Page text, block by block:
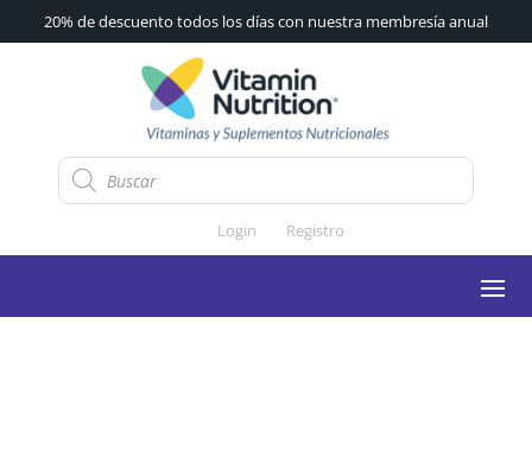
20% de descuento todos los días con nuestra membresía anual
Búsqueda
de
productos
Login
Registro